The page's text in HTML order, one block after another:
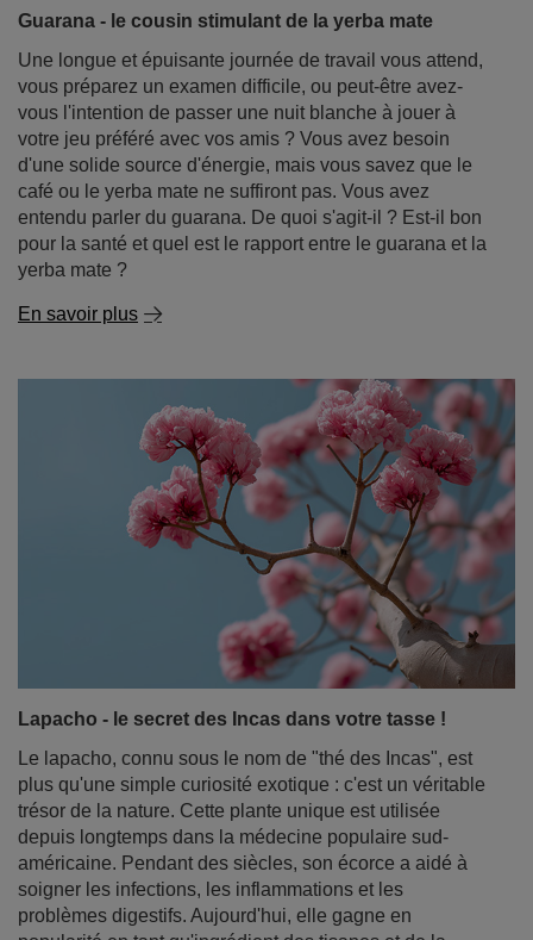
votre jeu préféré avec vos amis ? Vous avez besoin
d'une solide source d'énergie, mais vous savez que le
café ou le yerba mate ne suffiront pas. Vous avez
entendu parler du guarana. De quoi s'agit-il ? Est-il bon
pour la santé et quel est le rapport entre le guarana et la
yerba mate ?
En savoir plus
Lapacho - le secret des Incas dans votre tasse !
Le lapacho, connu sous le nom de "thé des Incas", est
plus qu'une simple curiosité exotique : c'est un véritable
depuis longtemps dans la médecine populaire sud-
américaine. Pendant des siècles, son écorce a aidé à
soigner les infections, les inflammations et les
problèmes digestifs. Aujourd'hui, elle gagne en
popularité en tant qu'ingrédient des tisanes et de la
yerba mate. Découvrez ce qu'est l'écorce de Pau d'Arco,
quelles sont ses propriétés et comment vous pouvez
intégrer cet ingrédient fascinant dans votre quotidien.